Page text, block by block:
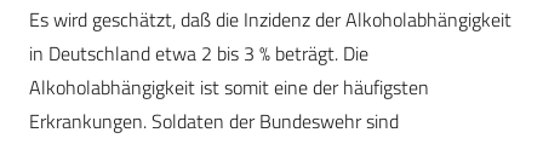
Es wird geschätzt, daß die Inzidenz der Alkoholabhängigkeit
in Deutschland etwa 2 bis 3 % beträgt. Die
Alkoholabhängigkeit ist somit eine der häufigsten
Erkrankungen. Soldaten der Bundeswehr sind